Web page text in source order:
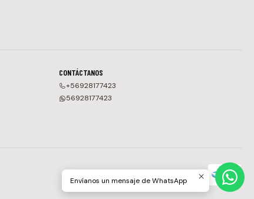
CONTÁCTANOS
+56928177423
56928177423
Envíanos un mensaje de WhatsApp